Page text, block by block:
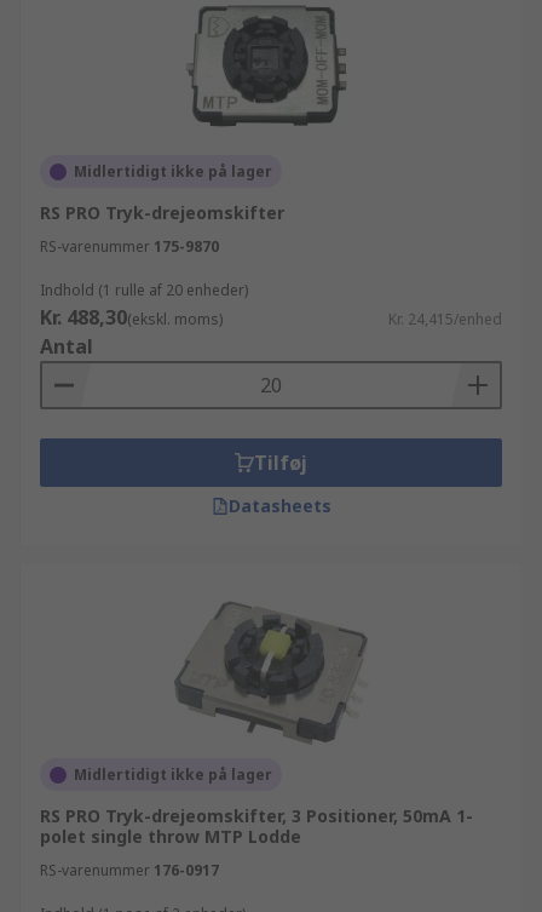
Midlertidigt ikke på lager
RS PRO Tryk-drejeomskifter
RS-varenummer 175-9870
Indhold (1 rulle af 20 enheder)
Kr. 488,30(ekskl. moms) Kr. 24,415/enhed
Antal
Tilføj
Datasheets
Midlertidigt ikke på lager
RS PRO Tryk-drejeomskifter, 3 Positioner, 50mA 1-
polet single throw MTP Lodde
RS-varenummer 176-0917